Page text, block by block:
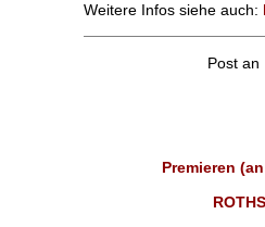
Weitere Infos siehe auch:
Post an
Premieren